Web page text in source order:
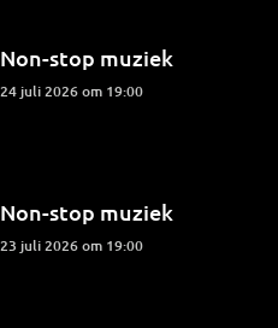
Non-stop muziek
24 juli 2026 om 19:00
Non-stop muziek
23 juli 2026 om 19:00